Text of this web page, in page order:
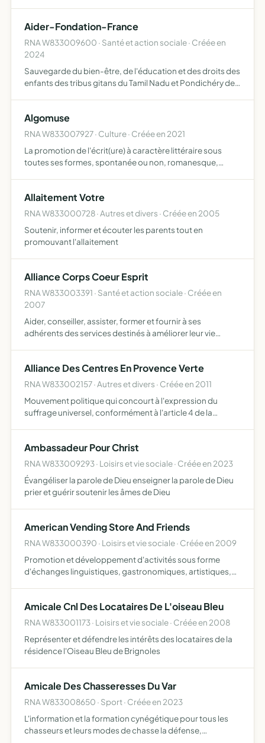
pétitions…
Aider-Fondation-France
RNA W833009600 · Santé et action sociale · Créée en
2024
Sauvegarde du bien-être, de l'éducation et des droits des
enfants des tribus gitans du Tamil Nadu et Pondichéry de
Algomuse
RNA W833007927 · Culture · Créée en 2021
La promotion de l'écrit(ure) à caractère littéraire sous
toutes ses formes, spontanée ou non, romanesque,
Allaitement Votre
RNA W833000728 · Autres et divers · Créée en 2005
Soutenir, informer et écouter les parents tout en
promouvant l'allaitement
Alliance Corps Coeur Esprit
RNA W833003391 · Santé et action sociale · Créée en
2007
Aider, conseiller, assister, former et fournir à ses
adhérents des services destinés à améliorer leur vie
toute a…
Alliance Des Centres En Provence Verte
RNA W833002157 · Autres et divers · Créée en 2011
Mouvement politique qui concourt à l'expression du
suffrage universel, conformément à l'article 4 de la
fo…
Ambassadeur Pour Christ
RNA W833009293 · Loisirs et vie sociale · Créée en 2023
Évangéliser la parole de Dieu enseigner la parole de Dieu
prier et guérir soutenir les âmes de Dieu
American Vending Store And Friends
RNA W833000390 · Loisirs et vie sociale · Créée en 2009
Promotion et développement d'activités sous forme
d'échanges linguistiques, gastronomiques, artistiques,
rencontres interna…
Amicale Cnl Des Locataires De L'oiseau Bleu
RNA W833001173 · Loisirs et vie sociale · Créée en 2008
Représenter et défendre les intérêts des locataires de la
résidence l'Oiseau Bleu de Brignoles
Amicale Des Chasseresses Du Var
RNA W833008650 · Sport · Créée en 2023
L'information et la formation cynégétique pour tous les
chasseurs et leurs modes de chasse la défense,